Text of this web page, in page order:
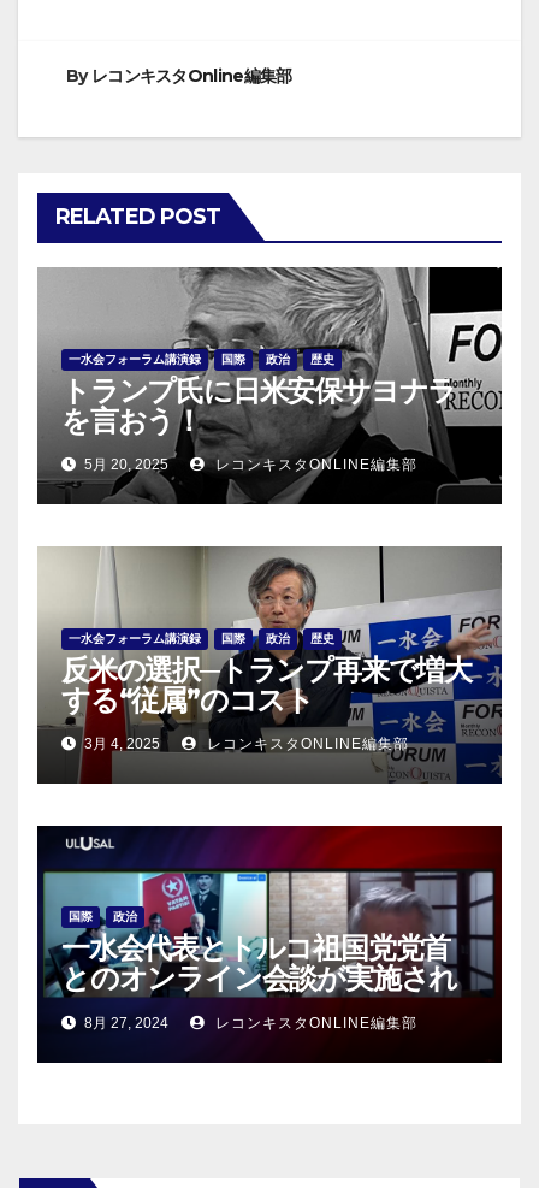
ゲ
ョ
ン
By レコンキスタOnline編集部
RELATED POST
一水会フォーラム講演録 国際 政治 歴史
トランプ氏に日米安保サヨナラ
を言おう！
5月 20, 2025 レコンキスタONLINE編集部
一水会フォーラム講演録 国際 政治 歴史
反米の選択─トランプ再来で増大
する“従属”のコスト
3月 4, 2025 レコンキスタONLINE編集部
国際 政治
一水会代表とトルコ祖国党党首
とのオンライン会談が実施され
る！
8月 27, 2024 レコンキスタONLINE編集部